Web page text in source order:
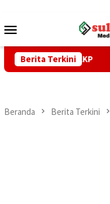
konten
Mobile
Berita Terkini
KKP Gubernur
Beranda Berita Terkini